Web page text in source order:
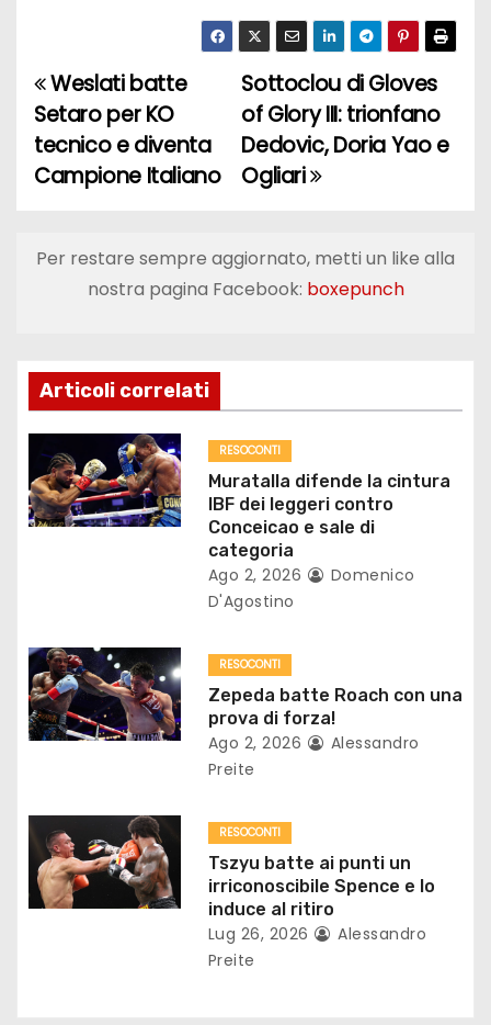
N
a
v
g
z
i
o
n
r
t
i
o
l
i
Sottoclou di Gloves
of Glory III: trionfano
Dedovic, Doria Yao e
Ogliari
Weslati batte
Setaro per KO
tecnico e diventa
Campione Italiano
Per restare sempre aggiornato, metti un like alla
nostra pagina Facebook: boxepunch
Articoli correlati
RESOCONTI
Muratalla difende la cintura
IBF dei leggeri contro
Conceicao e sale di
categoria
Ago 2, 2026
Domenico
D'Agostino
RESOCONTI
Zepeda batte Roach con una
prova di forza!
Ago 2, 2026
Alessandro
Preite
RESOCONTI
Tszyu batte ai punti un
irriconoscibile Spence e lo
induce al ritiro
Lug 26, 2026
Alessandro
Preite